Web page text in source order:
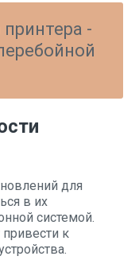
-
для
в их
системой.
к